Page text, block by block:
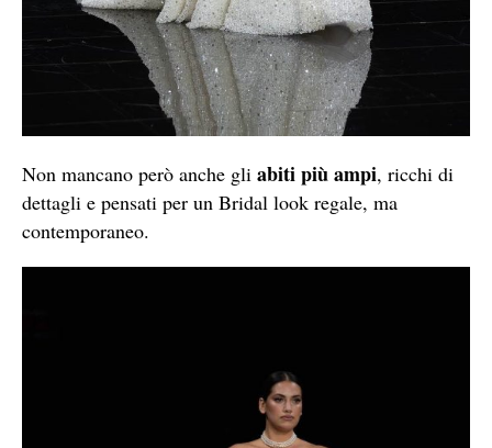
Non mancano però anche gli abiti più ampi, ricchi di
dettagli e pensati per un Bridal look regale, ma
contemporaneo.